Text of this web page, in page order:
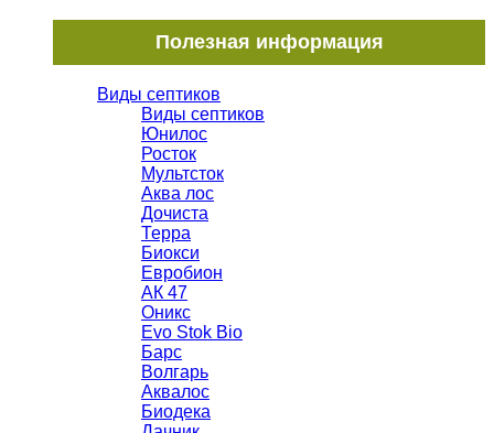
Полезная информация
Виды септиков
Виды септиков
Юнилос
Росток
Мультсток
Аква лос
Дочиста
Терра
Биокси
Евробион
АК 47
Оникс
Evo Stok Bio
Барс
Волгарь
Аквалос
Биодека